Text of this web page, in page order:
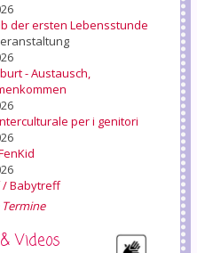
der ersten Lebensstunde
- Austausch,
per i genitori
/ Babytreff
Videos